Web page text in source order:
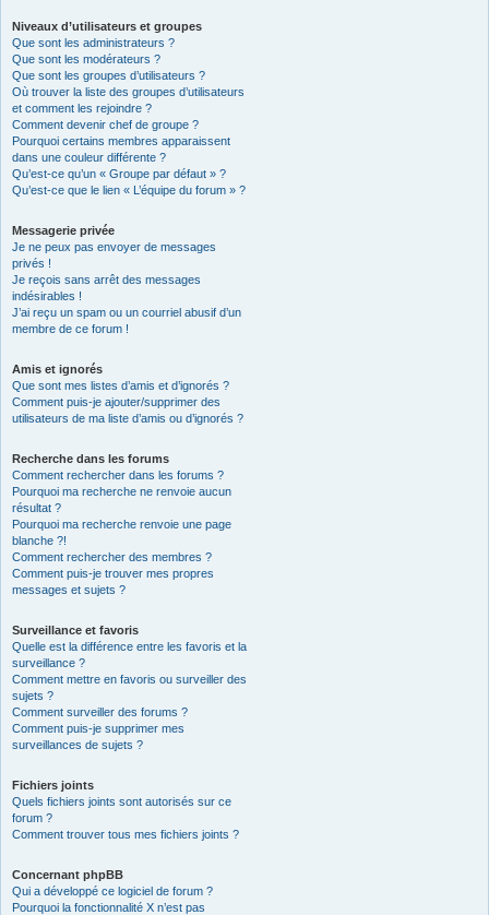
Niveaux d’utilisateurs et groupes
Que sont les administrateurs ?
Que sont les modérateurs ?
Que sont les groupes d’utilisateurs ?
Où trouver la liste des groupes d’utilisateurs
et comment les rejoindre ?
Comment devenir chef de groupe ?
Pourquoi certains membres apparaissent
dans une couleur différente ?
Qu’est-ce qu’un « Groupe par défaut » ?
Qu’est-ce que le lien « L’équipe du forum » ?
Messagerie privée
Je ne peux pas envoyer de messages
privés !
Je reçois sans arrêt des messages
indésirables !
J’ai reçu un spam ou un courriel abusif d’un
membre de ce forum !
Amis et ignorés
Que sont mes listes d’amis et d’ignorés ?
Comment puis-je ajouter/supprimer des
utilisateurs de ma liste d’amis ou d’ignorés ?
Recherche dans les forums
Comment rechercher dans les forums ?
Pourquoi ma recherche ne renvoie aucun
résultat ?
Pourquoi ma recherche renvoie une page
blanche ?!
Comment rechercher des membres ?
Comment puis-je trouver mes propres
messages et sujets ?
Surveillance et favoris
Quelle est la différence entre les favoris et la
surveillance ?
Comment mettre en favoris ou surveiller des
sujets ?
Comment surveiller des forums ?
Comment puis-je supprimer mes
surveillances de sujets ?
Fichiers joints
Quels fichiers joints sont autorisés sur ce
forum ?
Comment trouver tous mes fichiers joints ?
Concernant phpBB
Qui a développé ce logiciel de forum ?
Pourquoi la fonctionnalité X n’est pas